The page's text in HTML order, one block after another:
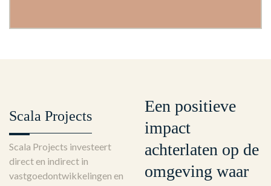
Scala Projects
Scala Projects investeert
direct en indirect in
vastgoedontwikkelingen en
Een positieve
impact
achterlaten op de
omgeving waar